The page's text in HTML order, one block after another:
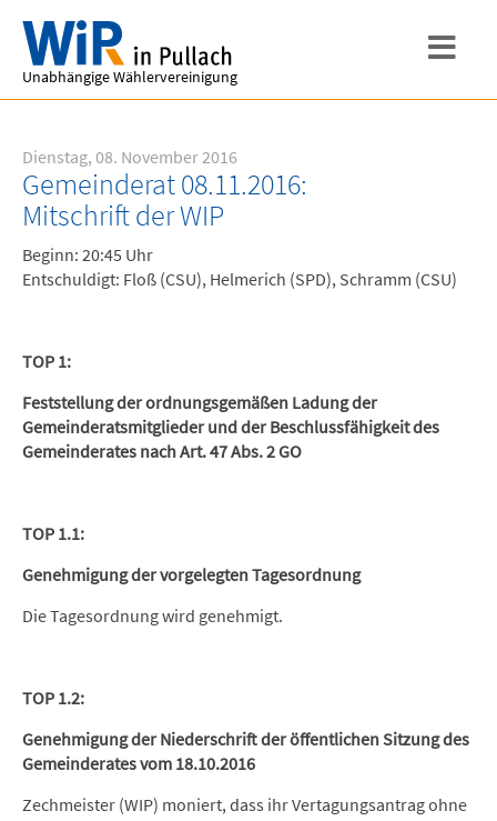
Unabhängige Wählervereinigung
Dienstag, 08. November 2016
Gemeinderat 08.11.2016:
Mitschrift der WIP
Beginn: 20:45 Uhr
Entschuldigt: Floß (CSU), Helmerich (SPD), Schramm (CSU)
TOP 1:
Feststellung der ordnungsgemäßen Ladung der
Gemeinderatsmitglieder und der Beschlussfähigkeit des
Gemeinderates nach Art. 47 Abs. 2 GO
TOP 1.1:
Genehmigung der vorgelegten Tagesordnung
Die Tagesordnung wird genehmigt.
TOP 1.2:
Genehmigung der Niederschrift der öffentlichen Sitzung des
Gemeinderates vom 18.10.2016
Zechmeister (WIP) moniert, dass ihr Vertagungsantrag ohne